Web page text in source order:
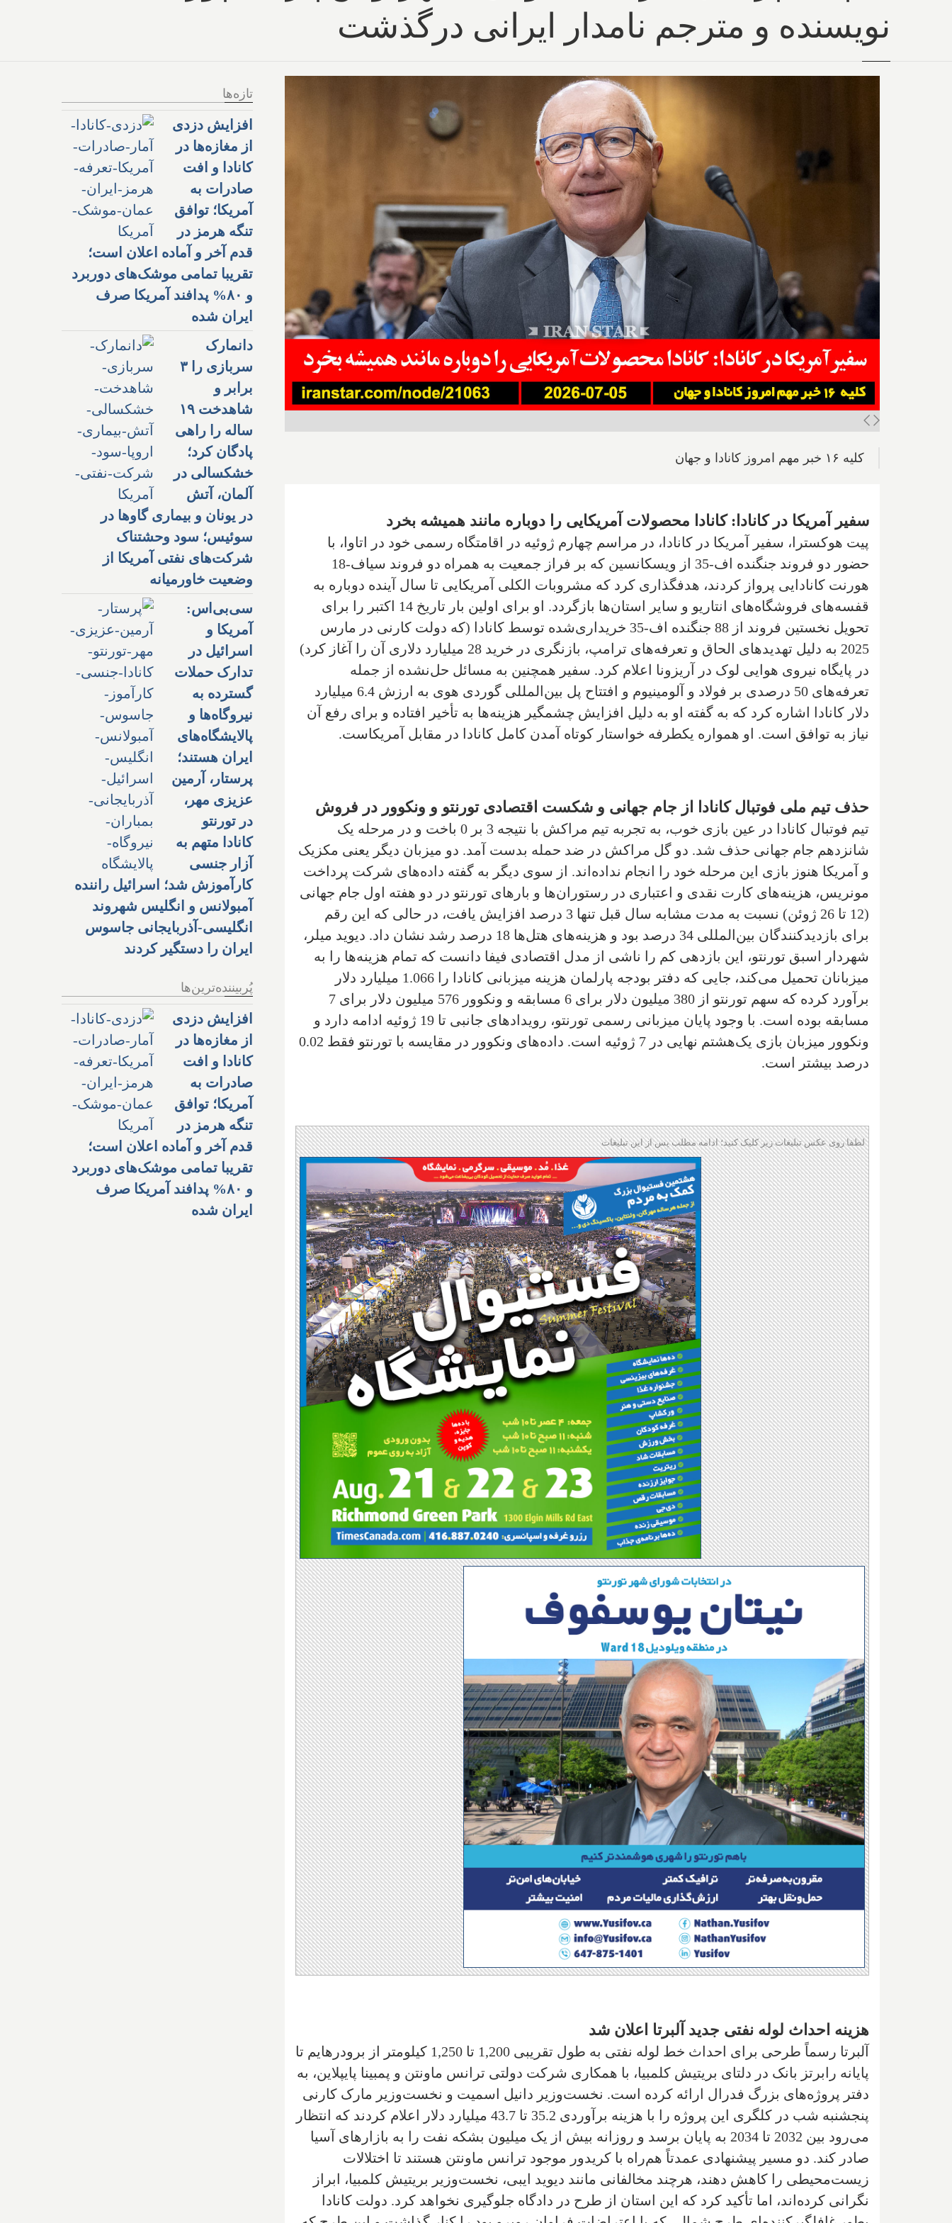
نویسنده و مترجم نامدار ایرانی درگذشت
کلیه ۱۶ خبر مهم امروز کانادا و جهان
سفیر آمریکا در کانادا: کانادا محصولات آمریکایی را دوباره مانند همیشه بخرد
پیت هوکسترا، سفیر آمریکا در کانادا، در مراسم چهارم ژوئیه در اقامتگاه رسمی خود در اتاوا، با
حضور دو فروند جنگنده اف-35 از ویسکانسین که بر فراز جمعیت به همراه دو فروند سیاف-18
هورنت کانادایی پرواز کردند، هدفگذاری کرد که مشروبات الکلی آمریکایی تا سال آینده دوباره به
قفسه‌های فروشگاه‌های انتاریو و سایر استان‌ها بازگردد. او برای اولین بار تاریخ 14 اکتبر را برای
تحویل نخستین فروند از 88 جنگنده اف-35 خریداری‌شده توسط کانادا (که دولت کارنی در مارس
2025 به دلیل تهدیدهای الحاق و تعرفه‌های ترامپ، بازنگری در خرید 28 میلیارد دلاری آن را آغاز کرد)
در پایگاه نیروی هوایی لوک در آریزونا اعلام کرد. سفیر همچنین به مسائل حل‌نشده از جمله
تعرفه‌های 50 درصدی بر فولاد و آلومینیوم و افتتاح پل بین‌المللی گوردی هوی به ارزش 6.4 میلیارد
دلار کانادا اشاره کرد که به گفته او به دلیل افزایش چشمگیر هزینه‌ها به تأخیر افتاده و برای رفع آن
نیاز به توافق است. او همواره یکطرفه خواستار کوتاه آمدن کامل کانادا در مقابل آمریکاست.
حذف تیم ملی فوتبال کانادا از جام جهانی و شکست اقتصادی تورنتو و ونکوور در فروش
تیم فوتبال کانادا در عین بازی خوب، به تجربه تیم مراکش با نتیجه 3 بر 0 باخت و در مرحله یک
شانزدهم جام جهانی حذف شد. دو گل مراکش در ضد حمله بدست آمد. دو میزبان دیگر یعنی مکزیک
و آمریکا هنوز بازی این مرحله خود را انجام نداده‌اند. از سوی دیگر به گفته داده‌های شرکت پرداخت
مونریس، هزینه‌های کارت نقدی و اعتباری در رستوران‌ها و بارهای تورنتو در دو هفته اول جام جهانی
(12 تا 26 ژوئن) نسبت به مدت مشابه سال قبل تنها 3 درصد افزایش یافت، در حالی که این رقم
برای بازدیدکنندگان بین‌المللی 34 درصد بود و هزینه‌های هتل‌ها 18 درصد رشد نشان داد. دیوید میلر،
شهردار اسبق تورنتو، این بازدهی کم را ناشی از مدل اقتصادی فیفا دانست که تمام هزینه‌ها را به
میزبانان تحمیل می‌کند، جایی که دفتر بودجه پارلمان هزینه میزبانی کانادا را 1.066 میلیارد دلار
برآورد کرده که سهم تورنتو از 380 میلیون دلار برای 6 مسابقه و ونکوور 576 میلیون دلار برای 7
مسابقه بوده است. با وجود پایان میزبانی رسمی تورنتو، رویدادهای جانبی تا 19 ژوئیه ادامه دارد و
ونکوور میزبان بازی یک‌هشتم نهایی در 7 ژوئیه است. داده‌های ونکوور در مقایسه با تورنتو فقط 0.02
درصد بیشتر است.
لطفا روی عکس تبلیغات زیر کلیک کنید؛ ادامه مطلب پس از این تبلیغات
هزینه احداث لوله نفتی جدید آلبرتا اعلان شد
آلبرتا رسماً طرحی برای احداث خط لوله نفتی به طول تقریبی 1,200 تا 1,250 کیلومتر از برودرهایم تا
پایانه رابرتز بانک در دلتای بریتیش کلمبیا، با همکاری شرکت دولتی ترانس ماونتن و پمبینا پایپلاین، به
دفتر پروژه‌های بزرگ فدرال ارائه کرده است. نخست‌وزیر دانیل اسمیت و نخست‌وزیر مارک کارنی
پنجشنبه شب در کلگری این پروژه را با هزینه برآوردی 35.2 تا 43.7 میلیارد دلار اعلام کردند که انتظار
می‌رود بین 2032 تا 2034 به پایان برسد و روزانه بیش از یک میلیون بشکه نفت را به بازارهای آسیا
صادر کند. دو مسیر پیشنهادی عمدتاً هم‌راه با کریدور موجود ترانس ماونتن هستند تا اختلالات
زیست‌محیطی را کاهش دهند، هرچند مخالفانی مانند دیوید ایبی، نخست‌وزیر بریتیش کلمبیا، ابراز
نگرانی کرده‌اند، اما تأکید کرد که این استان از طرح در دادگاه جلوگیری نخواهد کرد. دولت کانادا
تازه‌ها
افزایش دزدی
از مغازه‌ها در
کانادا و افت
صادرات به
آمریکا؛ توافق
تنگه هرمز در
قدم آخر و آماده اعلان است؛
تقریبا تمامی موشک‌های دوربرد
و ۸۰% پدافند آمریکا صرف
ایران شده
دانمارک
سربازی را ۳
برابر و
شاهدخت ۱۹
ساله را راهی
پادگان کرد؛
خشکسالی در
آلمان، آتش
در یونان و بیماری گاوها در
سوئیس؛ سود وحشتناک
شرکت‌های نفتی آمریکا از
وضعیت خاورمیانه
سی‌بی‌اس:
آمریکا و
اسرائیل در
تدارک حملات
گسترده به
نیروگاه‌ها و
پالایشگاه‌های
ایران هستند؛
پرستار، آرمین
عزیزی مهر،
در تورنتو
کانادا متهم به
آزار جنسی
کارآموزش شد؛ اسرائیل راننده
آمبولانس و انگلیس شهروند
انگلیسی-آذربایجانی جاسوس
ایران را دستگیر کردند
پُربیننده‌ترین‌ها
افزایش دزدی
از مغازه‌ها در
کانادا و افت
صادرات به
آمریکا؛ توافق
تنگه هرمز در
قدم آخر و آماده اعلان است؛
تقریبا تمامی موشک‌های دوربرد
و ۸۰% پدافند آمریکا صرف
ایران شده